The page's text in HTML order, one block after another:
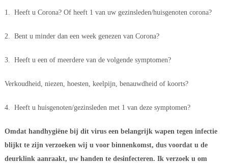
1. Heeft u Corona? Of heeft 1 van uw gezinsleden/huisgenoten corona?
2. Bent u minder dan een week genezen van Corona?
3. Heeft u een of meerdere van de volgende symptomen?
Verkoudheid, niezen, hoesten, keelpijn, benauwdheid of koorts?
4. Heeft u huisgenoten/gezinsleden met 1 van deze symptomen?
Omdat handhygiëne bij dit virus een belangrijk wapen tegen infectie
blijkt te zijn verzoeken wij u voor binnenkomst, dus voordat u de
deurklink aanraakt, uw handen te desinfecteren. Ik verzoek u om